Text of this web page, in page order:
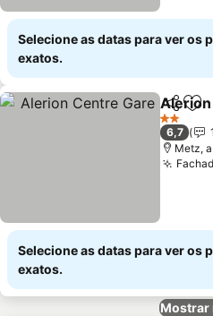
Selecione as datas para ver os
exatos.
Partilhar
2 Estrelas
6,7
Metz,
Selecione as datas para ver os
exatos.
Mostrar